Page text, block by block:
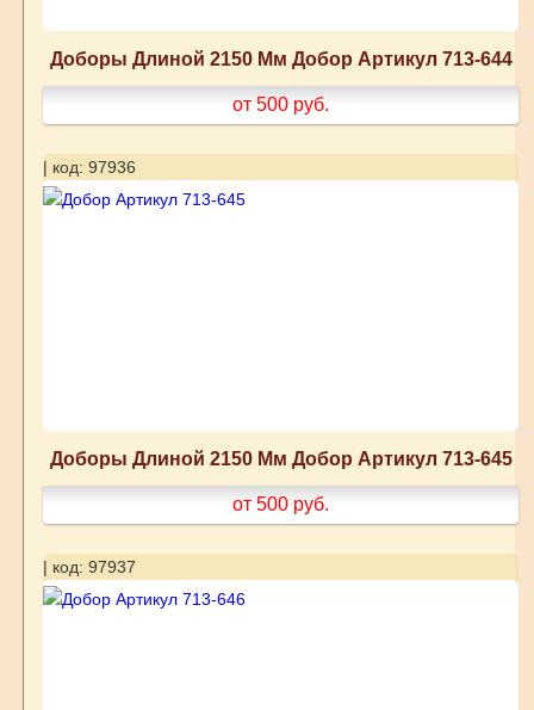
Доборы Длиной 2150 Мм Добор Артикул 713-644
от 500 руб.
| код: 97936
Доборы Длиной 2150 Мм Добор Артикул 713-645
от 500 руб.
| код: 97937